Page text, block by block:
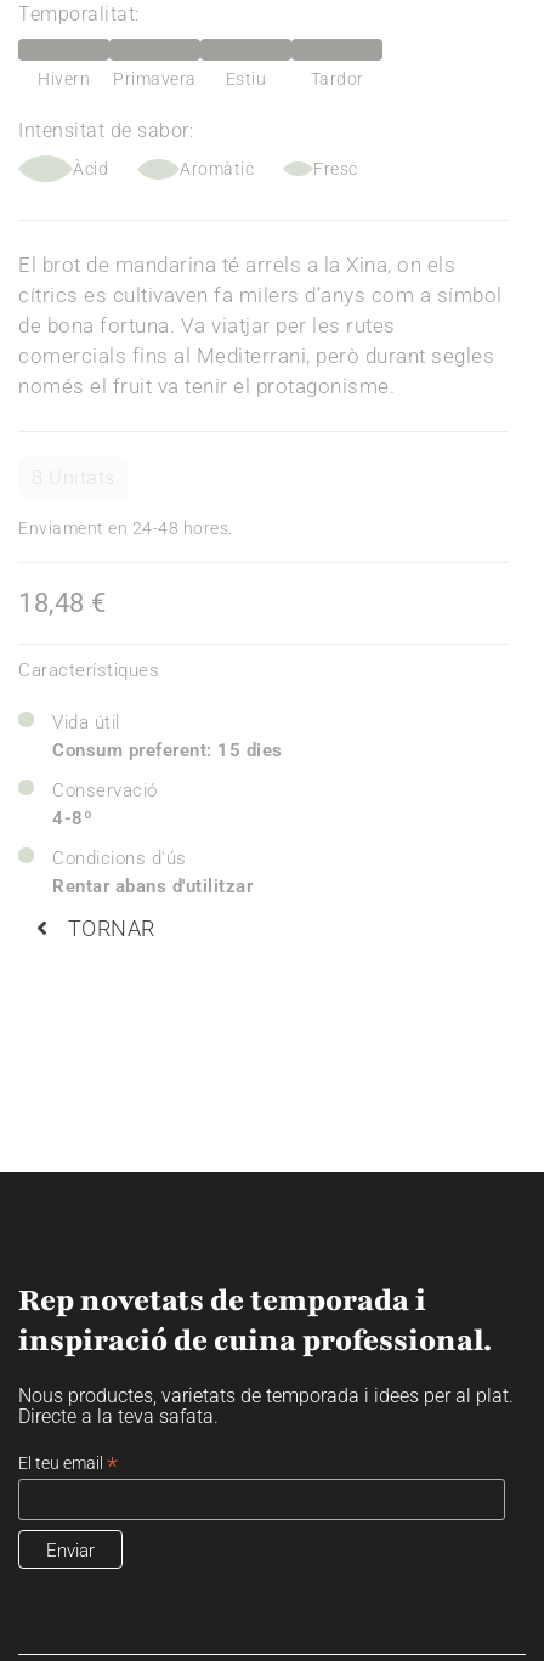
Temporalitat:
Hivern Primavera Estiu Tardor
Intensitat de sabor:
Àcid Aromàtic Fresc
El brot de mandarina té arrels a la Xina, on els
cítrics es cultivaven fa milers d’anys com a símbol
de bona fortuna. Va viatjar per les rutes
comercials fins al Mediterrani, però durant segles
només el fruit va tenir el protagonisme.
8 Unitats
Enviament en 24-48 hores.
18,48 €
Característiques
Vida útil
Consum preferent: 15 dies
Conservació
4-8º
Condicions d'ús
Rentar abans d'utilitzar
TORNAR
Rep novetats de temporada i
inspiració de cuina professional.
Nous productes, varietats de temporada i idees per al plat.
Directe a la teva safata.
El teu email *